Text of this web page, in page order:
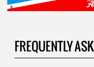
difficulty" and what it